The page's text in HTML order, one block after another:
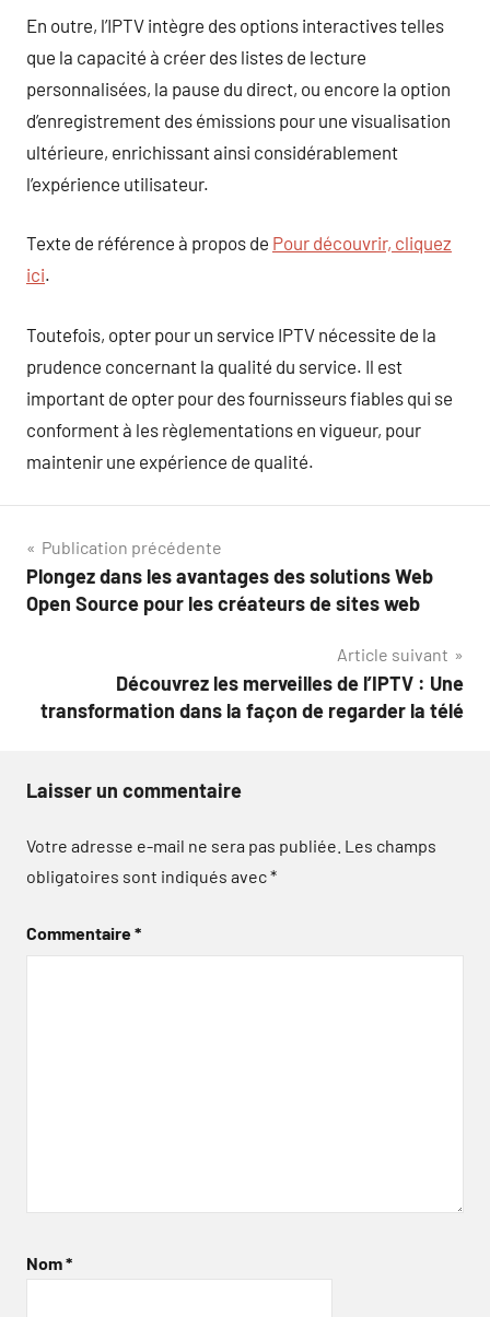
En outre, l’IPTV intègre des options interactives telles
que la capacité à créer des listes de lecture
personnalisées, la pause du direct, ou encore la option
d’enregistrement des émissions pour une visualisation
ultérieure, enrichissant ainsi considérablement
l’expérience utilisateur.
Texte de référence à propos de Pour découvrir, cliquez
ici.
Toutefois, opter pour un service IPTV nécessite de la
prudence concernant la qualité du service. Il est
important de opter pour des fournisseurs fiables qui se
conforment à les règlementations en vigueur, pour
maintenir une expérience de qualité.
Navigation
de
Publication précédente
Plongez dans les avantages des solutions Web
Open Source pour les créateurs de sites web
Article suivant
Découvrez les merveilles de l’IPTV : Une
transformation dans la façon de regarder la télé
Laisser un commentaire
Votre adresse e-mail ne sera pas publiée. Les champs
obligatoires sont indiqués avec*
Commentaire*
Nom*